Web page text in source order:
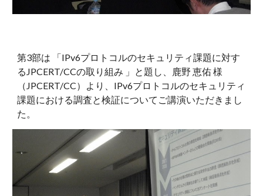
第3部は 「IPv6プロトコルのセキュリティ課題に対す
るJPCERT/CCの取り組み 」と題し、鹿野 恵佑 様
（JPCERT/CC）より、IPv6プロトコルのセキュリティ
課題における調査と検証についてご講演いただきまし
た。